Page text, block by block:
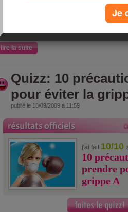
lire la suite
Quizz: 10
pour éviter la
publié le 18/09/2009 à 11:59
j'ai fait 10/10
10
prendre
grippe A
Je